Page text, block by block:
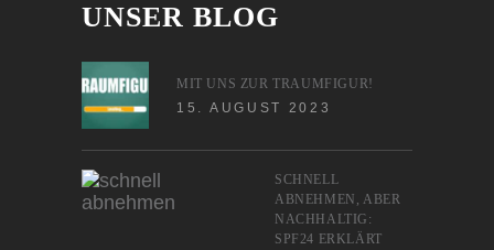
UNSER BLOG
MIT UNS ZUR TRAUMFIGUR!
15. AUGUST 2023
SCHNELL
ABNEHMEN, ABER
NACHHALTIG:
SPF24 ERKLÄRT